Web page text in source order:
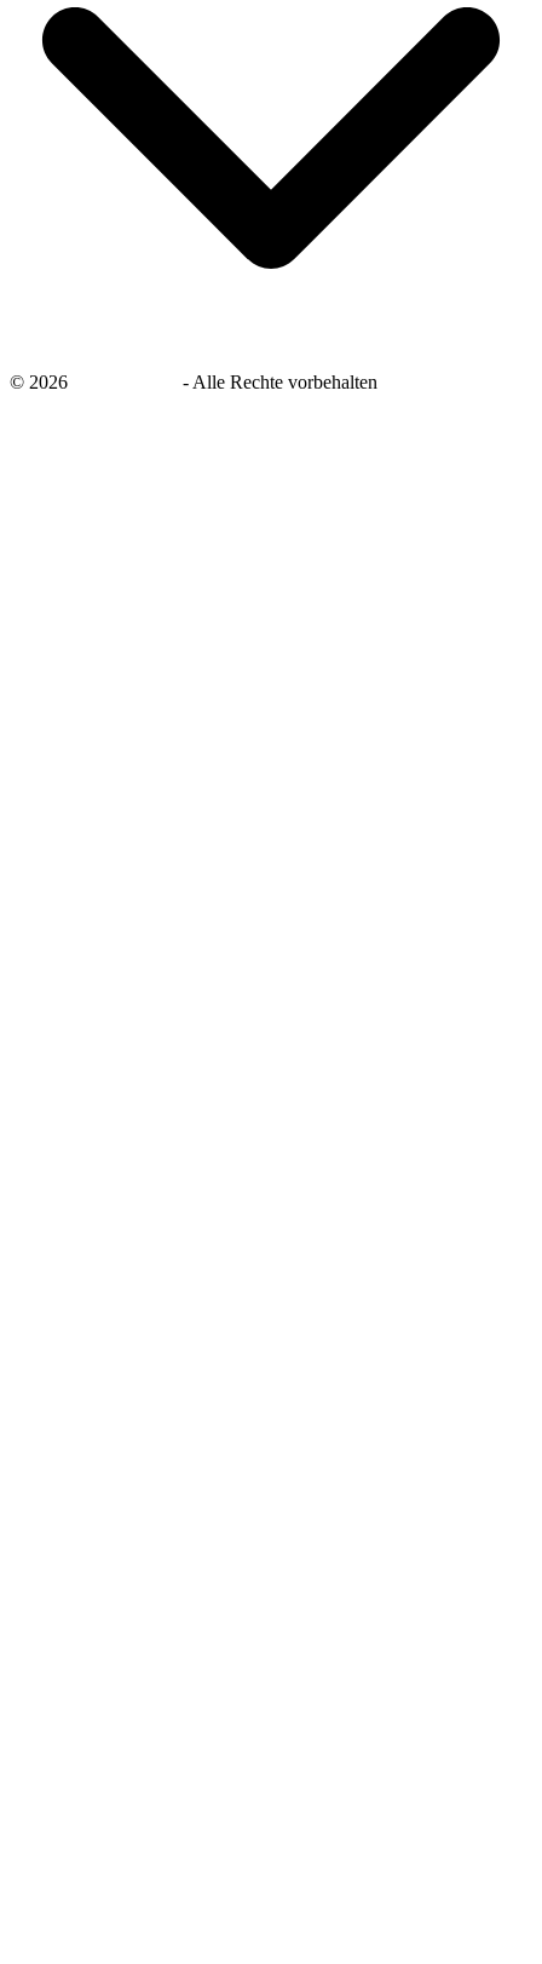
© 2026 - Alle Rechte vorbehalten